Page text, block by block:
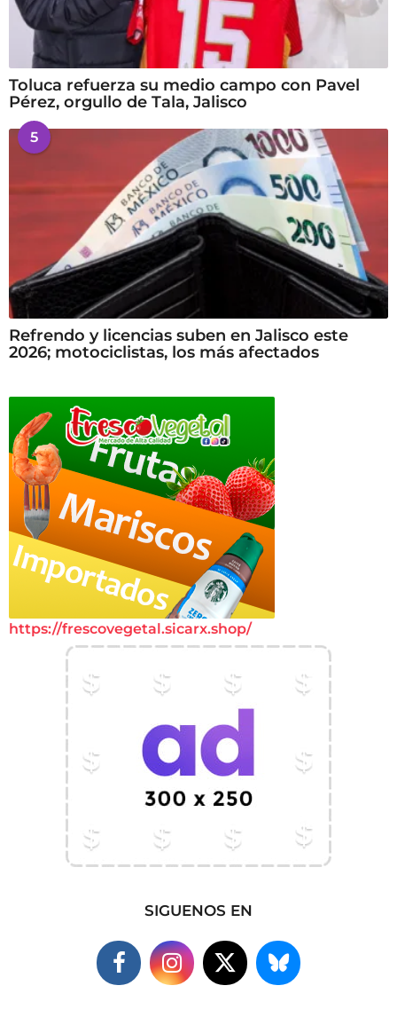
Toluca refuerza su medio campo con Pavel
Pérez, orgullo de Tala, Jalisco
5
Refrendo y licencias suben en Jalisco este
2026; motociclistas, los más afectados
https://frescovegetal.sicarx.shop/
SIGUENOS EN